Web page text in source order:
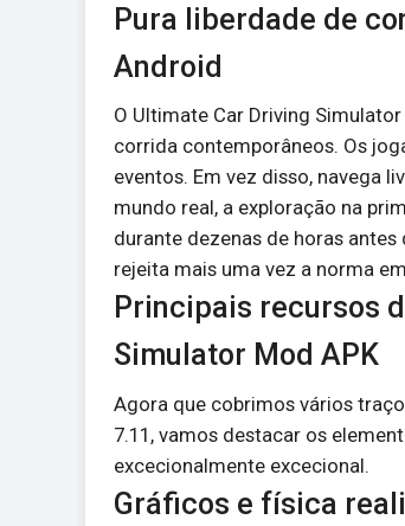
Pura liberdade de
Android
O Ultimate Car Driving
corrida contemporâneos. Os
eventos. Em vez disso, navega
mundo real, a exploração na
durante dezenas de horas
rejeita mais uma vez a norma
Principais recursos
Simulator Mod APK
Agora que cobrimos vários
7.11, vamos destacar os
excecionalmente excecional.
Gráficos e física